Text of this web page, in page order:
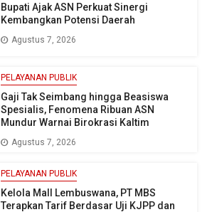
Bupati Ajak ASN Perkuat Sinergi
Kembangkan Potensi Daerah
Agustus 7, 2026
PELAYANAN PUBLIK
Gaji Tak Seimbang hingga Beasiswa
Spesialis, Fenomena Ribuan ASN
Mundur Warnai Birokrasi Kaltim
Agustus 7, 2026
PELAYANAN PUBLIK
Kelola Mall Lembuswana, PT MBS
Terapkan Tarif Berdasar Uji KJPP dan